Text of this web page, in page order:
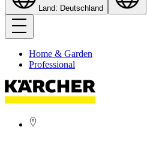
Land: Deutschland
Home & Garden
Professional